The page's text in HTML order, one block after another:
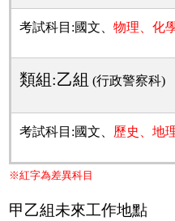
考試科目:國文、物理、化
類組:乙組 (行政警察科)
考試科目:國文、 歷史、地
※紅字為差異科目
甲乙組未來工作地點